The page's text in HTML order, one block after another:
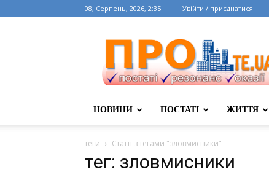
08, Серпень, 2026, 2:35 Увійти / приєднатися
НОВИНИ ПОСТАТІ ЖИТТЯ
теги Статті з тегами "зловмисники"
тег: зловмисники